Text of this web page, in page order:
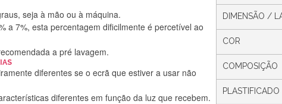
seja à mão ou à máquina.
a 7%, esta percentagem dificilmente é percetível ao
a pré lavagem.
diferentes se o ecrã que estiver a usar não
diferentes em função da luz que recebem.
DIMENSÃO /
COR
COMPOSIÇÃO
PLASTIFICADO
Silvia André
Gostei ,Serviço bastante rápido.